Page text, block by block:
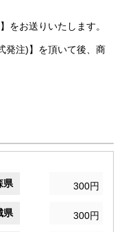
をお送りいたします。
発注)】を頂いて後、商
県 300円
県 300円